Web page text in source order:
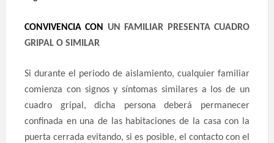
CONVIVENCIA CON
UN FAMILIAR PRESENTA CUADRO
GRIPAL O SIMILAR
Si durante el periodo de aislamiento, cualquier familiar
comienza con signos y síntomas similares a los de un
cuadro gripal, dicha persona deberá permanecer
confinada en una de las habitaciones de la casa con la
puerta cerrada evitando, si es posible, el contacto con el